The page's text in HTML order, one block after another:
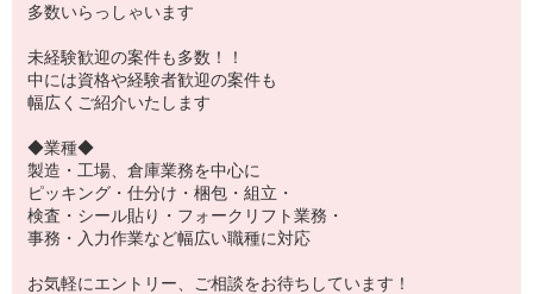
多数いらっしゃいます
未経験歓迎の案件も多数！！
中には資格や経験者歓迎の案件も
幅広くご紹介いたします
◆業種◆
製造・工場、倉庫業務を中心に
ピッキング・仕分け・梱包・組立・
検査・シール貼り・フォークリフト業務・
事務・入力作業など幅広い職種に対応
お気軽にエントリー、ご相談をお待ちしています！